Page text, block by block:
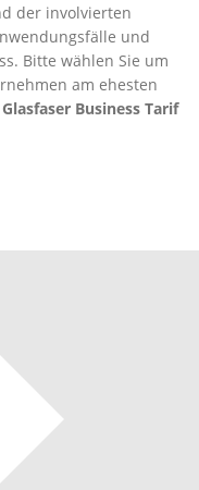
der involvierten
und
Bitte wählen Sie um
am ehesten
Glasfaser Business Tarif